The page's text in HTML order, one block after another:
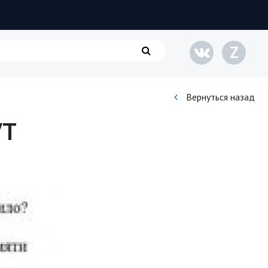
Кинематограф
Путешествия
Культура и общество
Z
Вернуться назад